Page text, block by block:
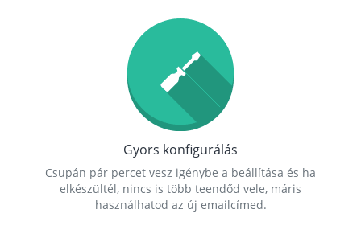
Gyors konfigurálás
Csupán pár percet vesz igénybe a beállítása és ha
elkészültél, nincs is több teendőd vele, máris
használhatod az új emailcímed.